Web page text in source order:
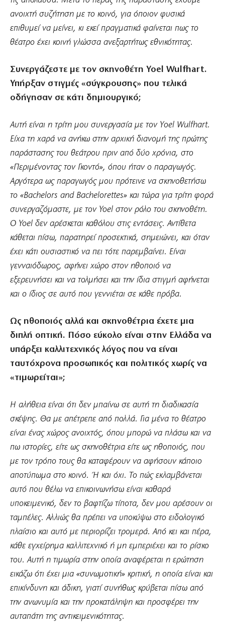
ανοιχτή συζήτηση με το κοινό, για όποιον φυσικά
επιθυμεί να μείνει, κι εκεί πραγματικά φαίνεται πως το
θέατρο έχει κοινή γλώσσα ανεξαρτήτως εθνικότητας.
Συνεργάζεστε με τον σκηνοθέτη Yoel Wulfhart.
Υπήρξαν στιγμές «σύγκρουσης» που τελικά
οδήγησαν σε κάτι δημιουργικό;
Αυτή είναι η τρίτη μου συνεργασία με τον Υoel Wulfhart.
Είχα τη χαρά να ανήκω στην αρχική διανομή της πρώτης
παράστασης του θεάτρου πριν από δύο χρόνια, στο
«Περιμένοντας τον Γκοντό», όπου ήταν ο παραγωγός.
Αργότερα ως παραγωγός μου πρότεινε να σκηνοθετήσω
το «Bachelors and Bachelorettes» και τώρα για τρίτη φορά
συνεργαζόμαστε, με τον Yoel στον ρόλο του σκηνοθέτη.
Ο Yoel δεν αρέσκεται καθόλου στις εντάσεις. Αντίθετα
κάθεται πίσω, παρατηρεί προσεκτικά, σημειώνει, και όταν
έχει κάτι ουσιαστικό να πει τότε παρεμβαίνει. Είναι
γενναιόδωρος, αφήνει χώρο στον ηθοποιό να
εξερευνήσει και να τολμήσει και την ίδια στιγμή αφήνεται
και ο ίδιος σε αυτό που γεννιέται σε κάθε πρόβα.
Ως ηθοποιός αλλά και σκηνοθέτρια έχετε μια
διπλή οπτική. Πόσο εύκολο είναι στην Ελλάδα να
υπάρξει καλλιτεχνικός λόγος που να είναι
ταυτόχρονα προσωπικός και πολιτικός χωρίς να
«τιμωρείται»;
Η αλήθεια είναι ότι δεν μπαίνω σε αυτή τη διαδικασία
σκέψης. Θα με απέτρεπε από πολλά. Για μένα το θέατρο
είναι ένας χώρος ανοιχτός, όπου μπορώ να πλάσω και να
πω ιστορίες, είτε ως σκηνοθέτρια είτε ως ηθοποιός, που
με τον τρόπο τους θα καταφέρουν να αφήσουν κάποιο
αποτύπωμα στο κοινό. Ή και όχι. Το πώς εκλαμβάνεται
αυτό που θέλω να επικοινωνήσω είναι καθαρά
υποκειμενικό, δεν το βαφτίζω τίποτα, δεν μου αρέσουν οι
ταμπέλες. Αλλιώς θα πρέπει να υποκύψω στο ειδολογικό
πλαίσιο και αυτό με περιορίζει τρομερά. Από κει και πέρα,
κάθε εγχείρημα καλλιτεχνικό ή μη εμπεριέχει και το ρίσκο
του. Αυτή η τιμωρία στην οποία αναφέρεται η ερώτηση
εικάζω ότι έχει μια «συνωμοτική» κριτική, η οποία είναι και
επικίνδυνη και άδικη, γιατί συνήθως κρύβεται πίσω από
την ανωνυμία και την προκατάληψη και προσφέρει την
αυταπάτη της αντικειμενικότητας.